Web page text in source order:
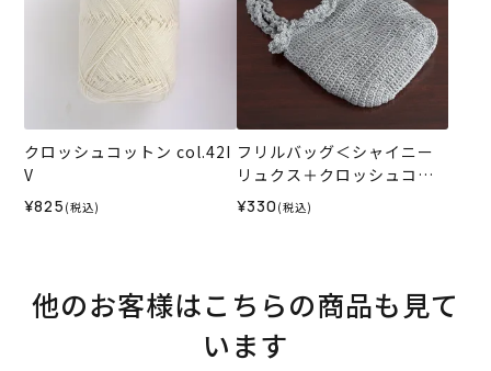
クロッシュコットン col.42I
V
¥825 (税込)
フリルバッグ＜シャイニー
リュクス＋クロッシュコッ
トン＞（レシピ）
¥330 (税込)
他のお客様はこちらの商品も見て
います